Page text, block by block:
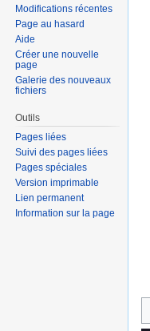
Modifications récentes
Page au hasard
Aide
Créer une nouvelle
page
Galerie des nouveaux
fichiers
Outils
Pages liées
Suivi des pages liées
Pages spéciales
Version imprimable
Lien permanent
Information sur la page